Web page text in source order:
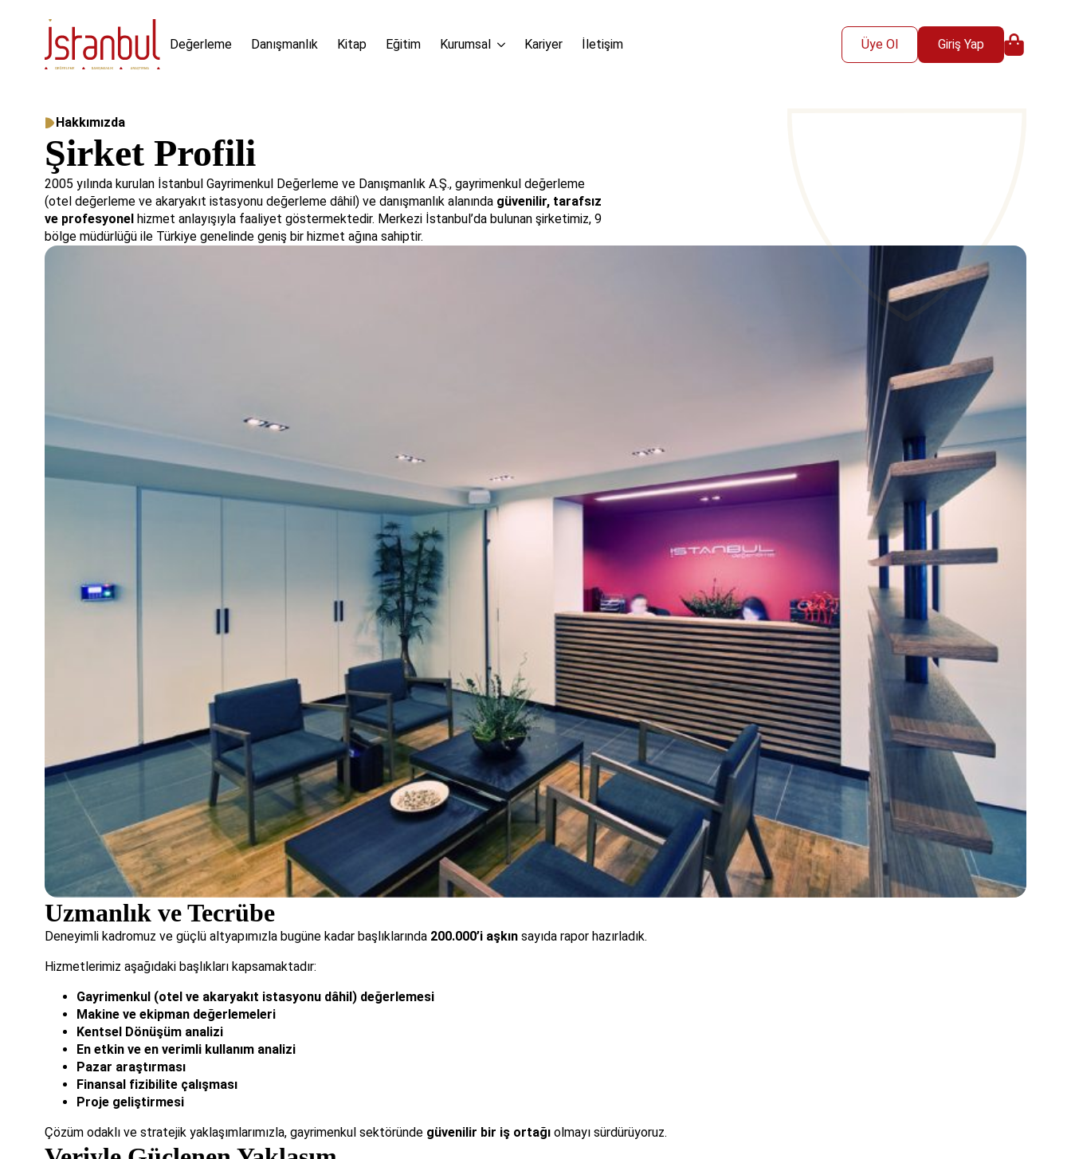
Değerleme Danışmanlık Kitap Eğitim Kurumsal Kariyer İletişim Üye Ol Giriş Yap
Hakkımızda
Şirket Profili
2005 yılında kurulan İstanbul Gayrimenkul Değerleme ve Danışmanlık A.Ş., gayrimenkul değerleme
(otel değerleme ve akaryakıt istasyonu değerleme dâhil) ve danışmanlık alanında güvenilir, tarafsız
ve profesyonel hizmet anlayışıyla faaliyet göstermektedir. Merkezi İstanbul’da bulunan şirketimiz, 9
bölge müdürlüğü ile Türkiye genelinde geniş bir hizmet ağına sahiptir.
Uzmanlık ve Tecrübe
Deneyimli kadromuz ve güçlü altyapımızla bugüne kadar başlıklarında 200.000’i aşkın sayıda rapor hazırladık.
Hizmetlerimiz aşağıdaki başlıkları kapsamaktadır:
Gayrimenkul (otel ve akaryakıt istasyonu dâhil) değerlemesi
Makine ve ekipman değerlemeleri
Kentsel Dönüşüm analizi
En etkin ve en verimli kullanım analizi
Pazar araştırması
Finansal fizibilite çalışması
Proje geliştirmesi
Çözüm odaklı ve stratejik yaklaşımlarımızla, gayrimenkul sektöründe güvenilir bir iş ortağı olmayı sürdürüyoruz.